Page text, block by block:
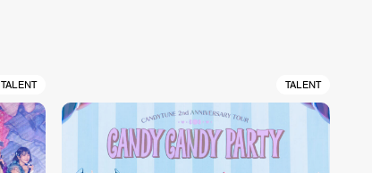
TALENT TALENT